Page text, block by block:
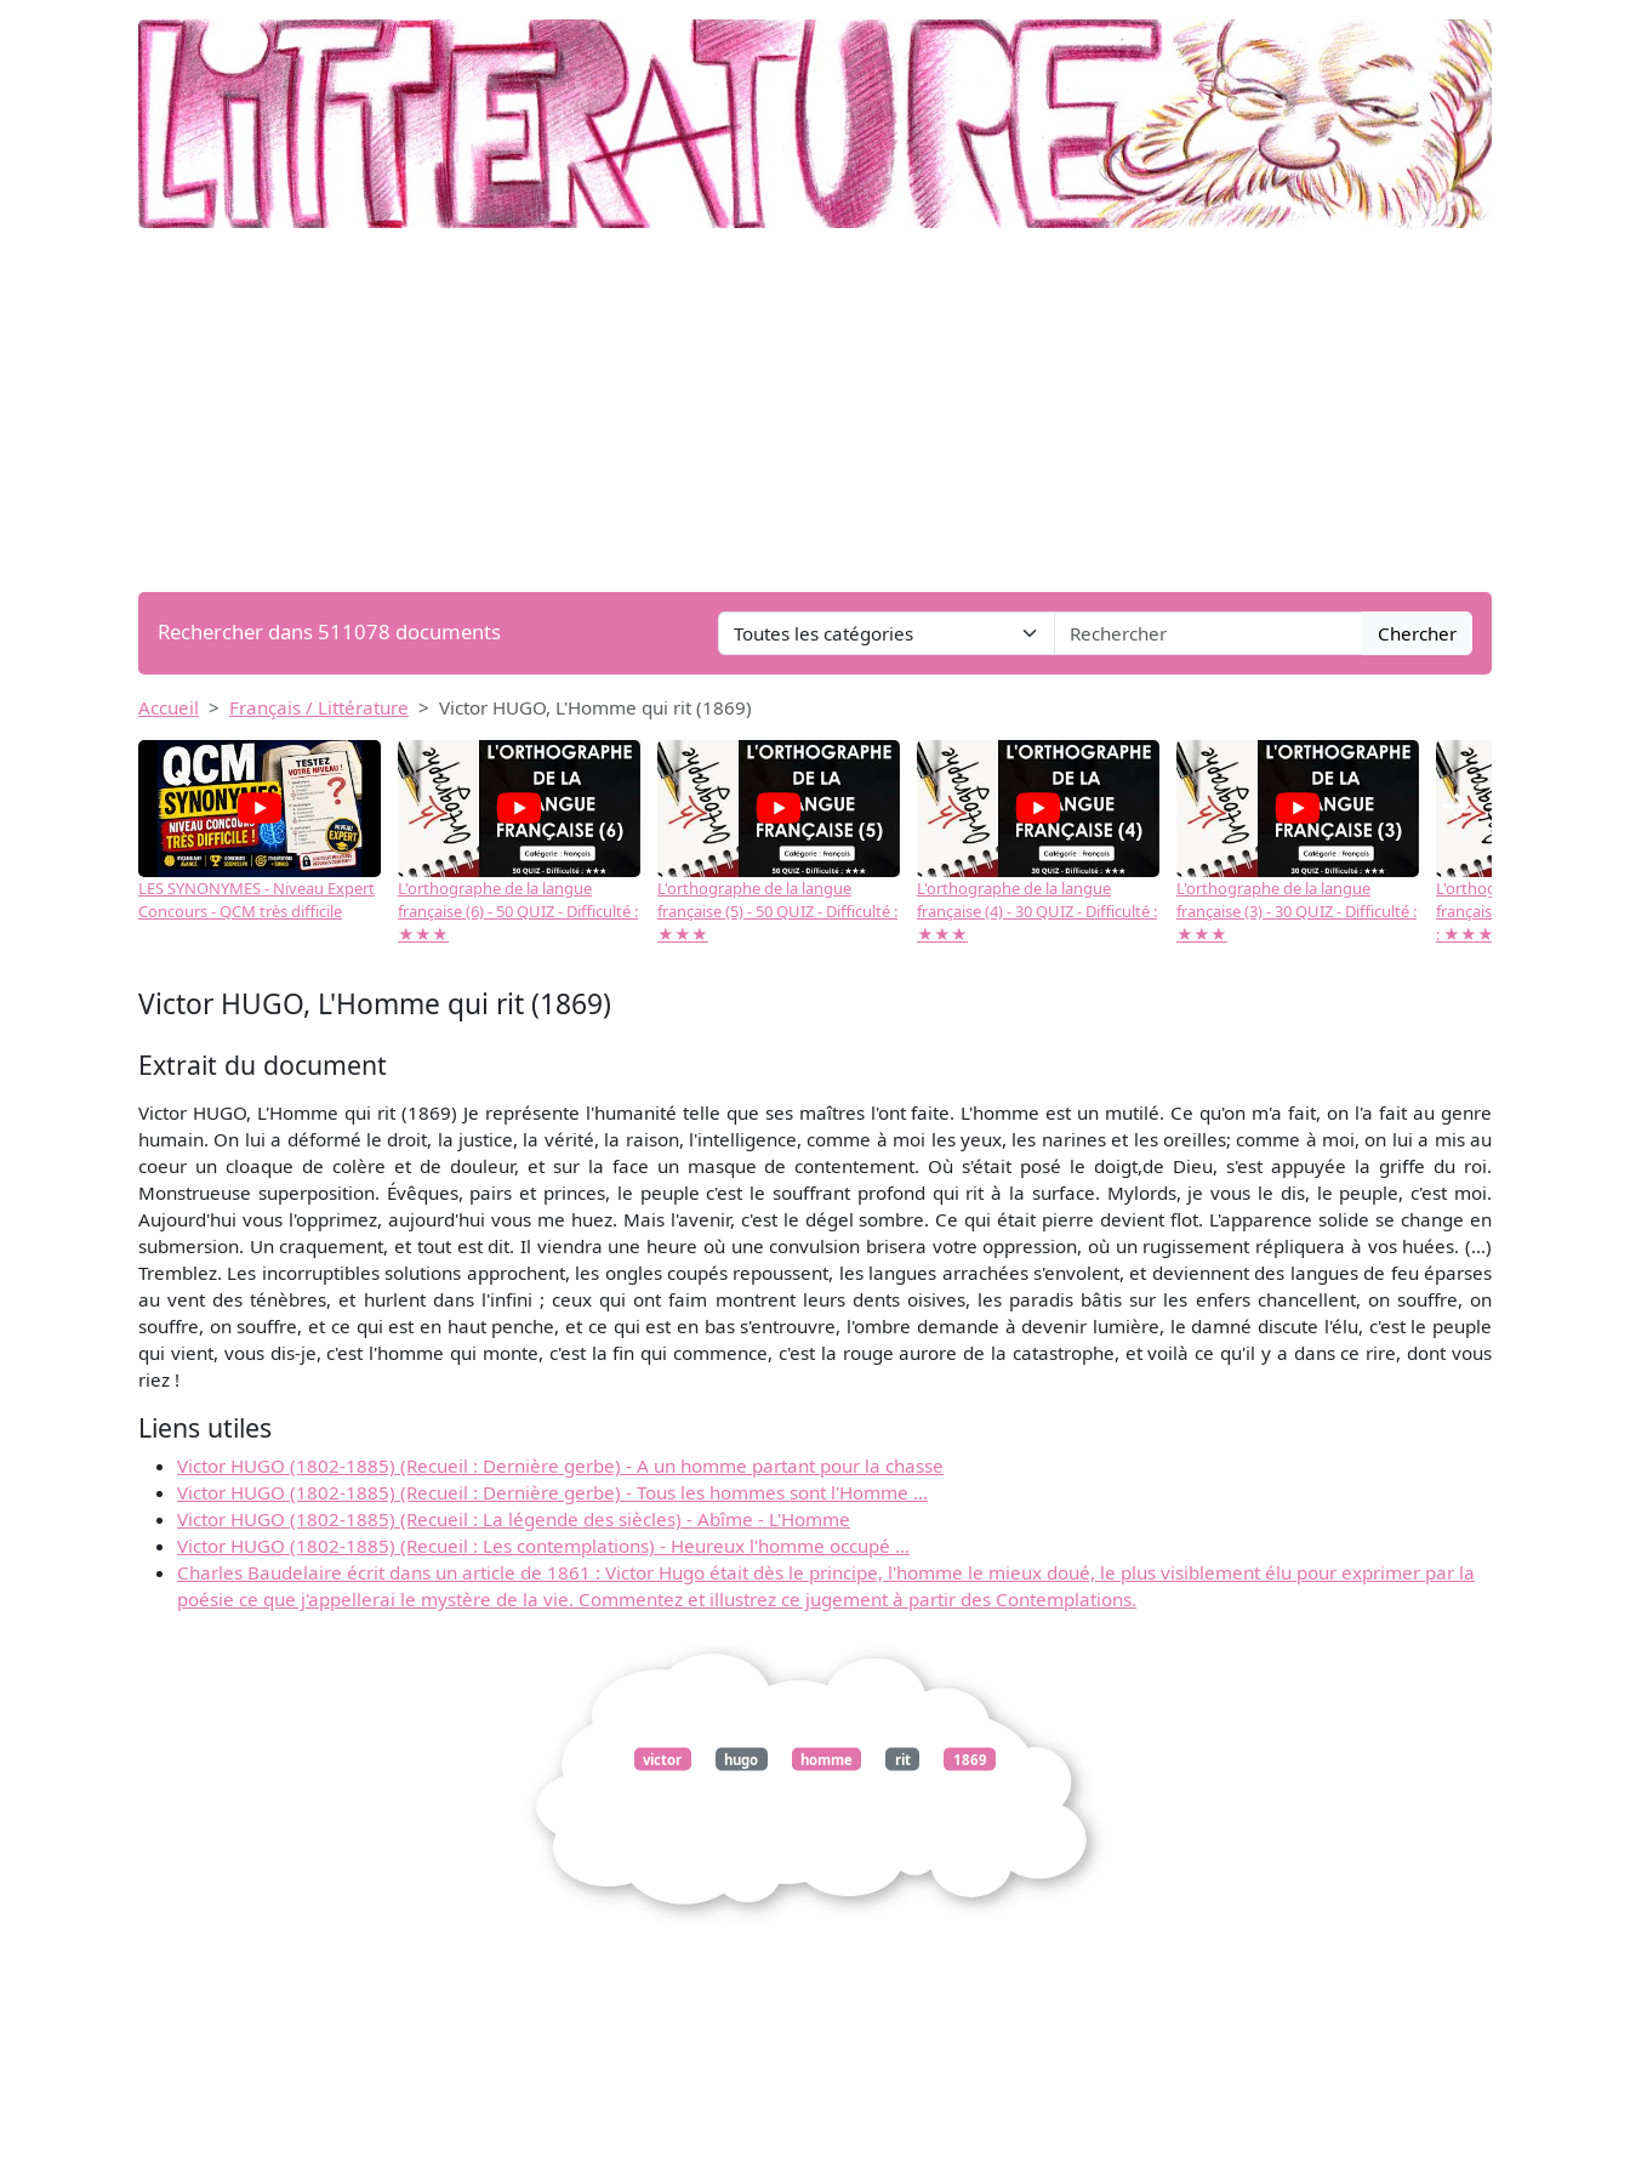
Rechercher dans 511078 documents Chercher
Accueil Français / Littérature Victor HUGO, L'Homme qui rit (1869)
LES SYNONYMES - Niveau Expert
Concours - QCM très difficile
L'orthographe de la langue
française (6) - 50 QUIZ - Difficulté :
★★★
L'orthographe de la langue
française (5) - 50 QUIZ - Difficulté :
★★★
L'orthographe de la langue
française (4) - 30 QUIZ - Difficulté :
★★★
L'orthographe de la langue
française (3) - 30 QUIZ - Difficulté :
★★★
L'orthographe de la langue
française (2) -( 20 QUIZ -
: ★★★
→
Victor HUGO, L'Homme qui rit (1869)
Extrait du document
Victor HUGO, L'Homme qui rit (1869) Je représente l'humanité telle que ses maîtres l'ont faite. L'homme est un mutilé. Ce qu'on m'a fait, on l'a fait au genre
humain. On lui a déformé le droit, la justice, la vérité, la raison, l'intelligence, comme à moi les yeux, les narines et les oreilles; comme à moi, on lui a mis au
coeur un cloaque de colère et de douleur, et sur la face un masque de contentement. Où s'était posé le doigt,de Dieu, s'est appuyée la griffe du roi.
Monstrueuse superposition. Évêques, pairs et princes, le peuple c'est le souffrant profond qui rit à la surface. Mylords, je vous le dis, le peuple, c'est moi.
Aujourd'hui vous l'opprimez, aujourd'hui vous me huez. Mais l'avenir, c'est le dégel sombre. Ce qui était pierre devient flot. L'apparence solide se change en
submersion. Un craquement, et tout est dit. Il viendra une heure où une convulsion brisera votre oppression, où un rugissement répliquera à vos huées. (...)
Tremblez. Les incorruptibles solutions approchent, les ongles coupés repoussent, les langues arrachées s'envolent, et deviennent des langues de feu éparses
au vent des ténèbres, et hurlent dans l'infini ; ceux qui ont faim montrent leurs dents oisives, les paradis bâtis sur les enfers chancellent, on souffre, on
souffre, on souffre, et ce qui est en haut penche, et ce qui est en bas s'entrouvre, l'ombre demande à devenir lumière, le damné discute l'élu, c'est le peuple
qui vient, vous dis-je, c'est l'homme qui monte, c'est la fin qui commence, c'est la rouge aurore de la catastrophe, et voilà ce qu'il y a dans ce rire, dont vous
riez !
Liens utiles
Victor HUGO (1802-1885) (Recueil : Dernière gerbe) - A un homme partant pour la chasse
Victor HUGO (1802-1885) (Recueil : Dernière gerbe) - Tous les hommes sont l'Homme ...
Victor HUGO (1802-1885) (Recueil : La légende des siècles) - Abîme - L'Homme
Victor HUGO (1802-1885) (Recueil : Les contemplations) - Heureux l'homme occupé ...
Charles Baudelaire écrit dans un article de 1861 : Victor Hugo était dès le principe, l'homme le mieux doué, le plus visiblement élu pour exprimer par la
poésie ce que j'appellerai le mystère de la vie. Commentez et illustrez ce jugement à partir des Contemplations.
victor hugo homme rit 1869